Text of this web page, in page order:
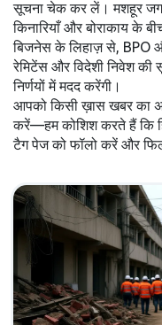
सूचना चेक कर लें। मशहूर
किनारियाँ और बोराकाय के
बिजनेस के लिहाज़ से, BPO
रेमिटेंस और विदेशी निवेश की
निर्णयों में मदद करेंगी।
आपको किसी ख़ास खबर का
करें—हम कोशिश करते हैं कि
टैग पेज को फॉलो करें और